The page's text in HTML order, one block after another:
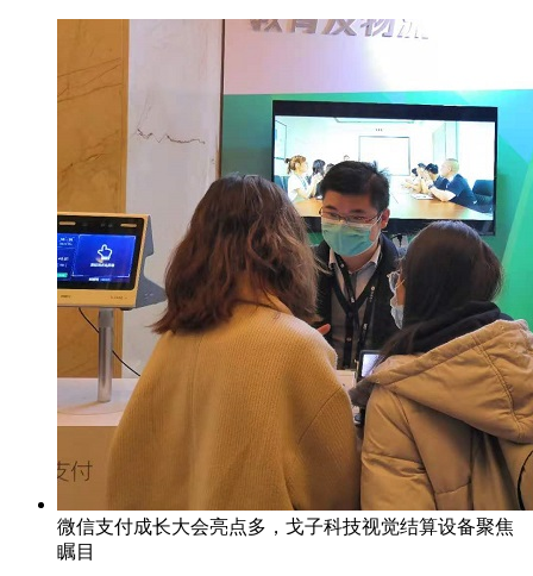
微信支付成长大会亮点多，戈子科技视觉结算设备聚焦
瞩目